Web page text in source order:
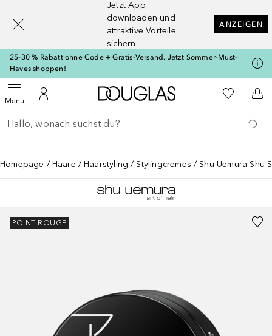
Jetzt App
downloaden und
attraktive Vorteile
sichern
ANZEIGEN
25-30 % Rabatt ohne Code + Gratis-Versand. Jetzt Sommer-Must-
Haves shoppen!
MenüMenü öffnenZu Meinem Kundenkonto
Zur Douglas Startseite
Zu Meiner
Gehe zurück
Suche ausführen
Homepage Haare Haarstyling Stylingcremes Shu Uemura Shu
POINT ROUGE
[navigation.slideout.screenreader]